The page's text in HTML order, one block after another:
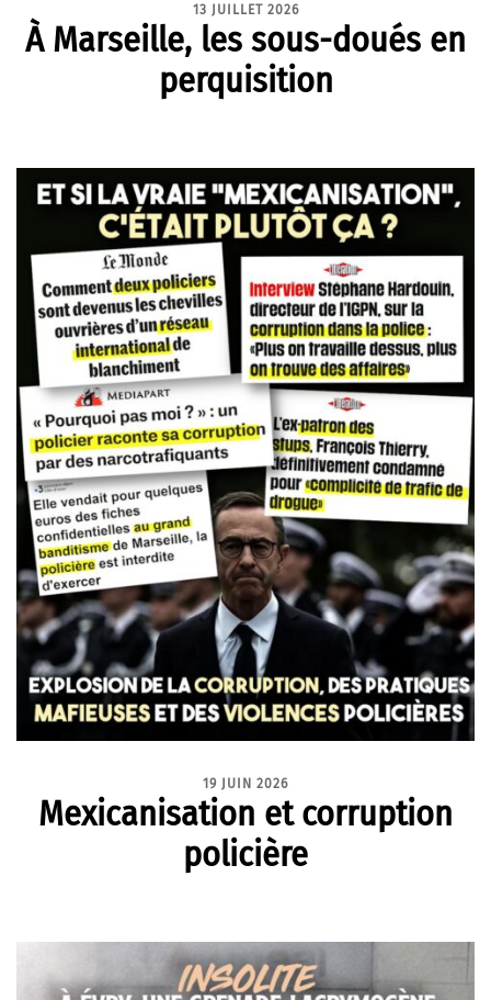
13 JUILLET 2026
À Marseille, les sous-doués en
perquisition
19 JUIN 2026
Mexicanisation et corruption
policière